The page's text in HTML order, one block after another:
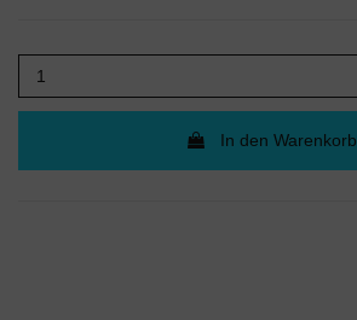
In den Warenkorb